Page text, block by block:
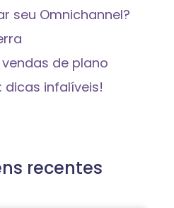
seu Omnichannel?
de plano
infalíveis!
recentes